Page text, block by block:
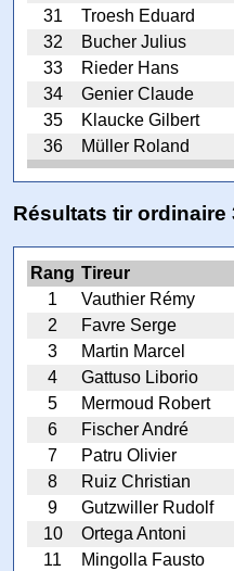
31
Troesh Eduard
32
Bucher Julius
33
Rieder Hans
34
Genier Claude
35
Klaucke Gilbert
36
Müller Roland
Résultats tir
Rang Tireur
1
Vauthier Rémy
2
Favre Serge
3
Martin Marcel
4
Gattuso Liborio
5
Mermoud Robert
6
Fischer André
7
Patru Olivier
8
Ruiz Christian
9
Gutzwiller Rudolf
10
Ortega Antoni
11
Mingolla Fausto